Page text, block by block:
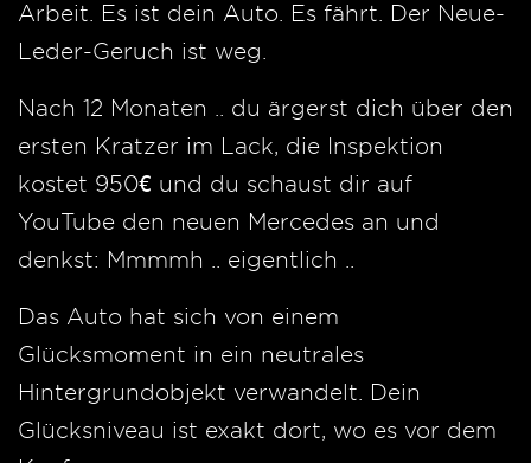
Arbeit. Es ist dein Auto. Es fährt. Der Neue-
Leder-Geruch ist weg.
Nach 12 Monaten .. du ärgerst dich über den
ersten Kratzer im Lack, die Inspektion
kostet 950€ und du schaust dir auf
YouTube den neuen Mercedes an und
denkst: Mmmmh .. eigentlich ..
Das Auto hat sich von einem
Glücksmoment in ein neutrales
Hintergrundobjekt verwandelt. Dein
Glücksniveau ist exakt dort, wo es vor dem